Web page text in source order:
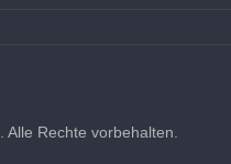
. Alle Rechte vorbehalten.